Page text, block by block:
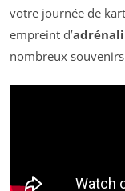
votre journée de
empreint d’
nombreux